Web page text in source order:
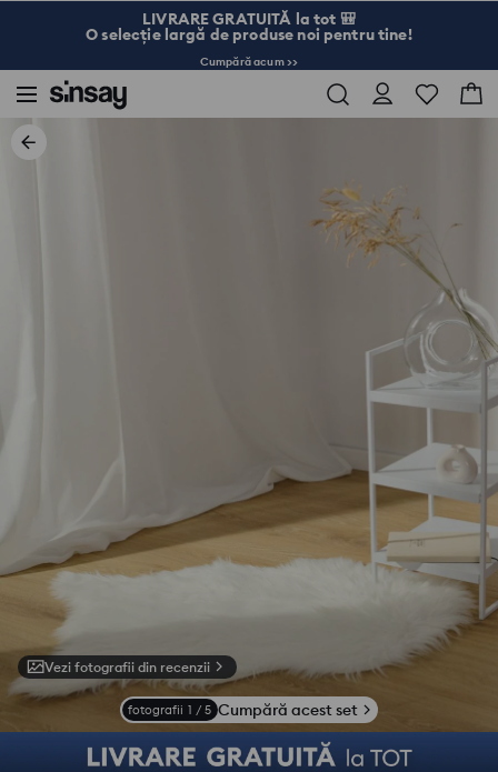
LIVRARE GRATUITĂ la tot 🎒
O selecție largă de produse noi pentru tine!
Cumpără acum >>
Vezi fotografii din recenzii
fotografii 1 / 5 Cumpără acest set